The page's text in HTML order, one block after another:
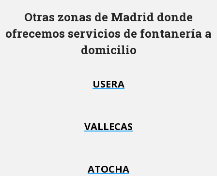
Otras zonas de Madrid donde
ofrecemos servicios de fontanería a
domicilio
USERA
VALLECAS
ATOCHA